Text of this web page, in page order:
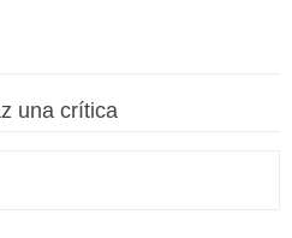
una crítica